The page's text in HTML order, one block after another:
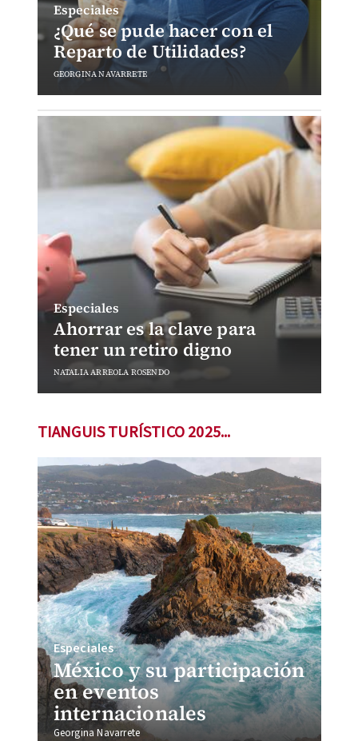
¿Qué se pude hacer con el
Reparto de Utilidades?
Especiales
GEORGINA NAVARRETE
Ahorrar es la clave para
tener un retiro digno
Especiales
NATALIA ARREOLA ROSENDO
TIANGUIS TURÍSTICO 2025...
México y su participación
en eventos
internacionales
Especiales
Georgina Navarrete